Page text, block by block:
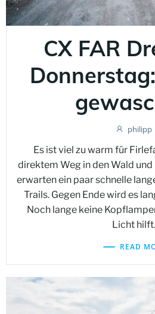
CX FAR
philipp
Es ist viel zu warm für
direktem Weg in den Wald und
erwarten ein paar schnelle
Trails. Gegen Ende wird es
Noch lange keine
Licht hilft.
READ